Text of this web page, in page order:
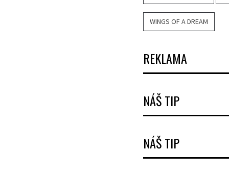
WINGS OF A DREAM
REKLAMA
NÁŠ TIP
NÁŠ TIP